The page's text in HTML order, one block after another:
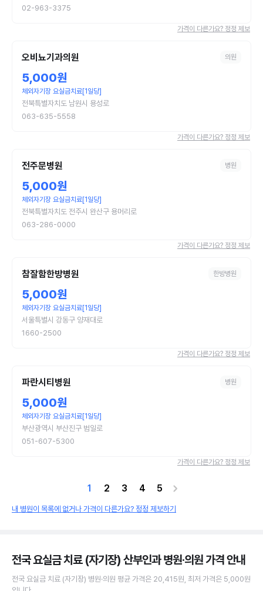
02-963-3375
가격이 다른가요? 정정 제보
오비뇨기과의원 의원
5,000원
체외자기장 요실금치료[1일당]
전북특별자치도 남원시 용성로
063-635-5558
가격이 다른가요? 정정 제보
전주문병원 병원
5,000원
체외자기장 요실금치료[1일당]
전북특별자치도 전주시 완산구 용머리로
063-286-0000
가격이 다른가요? 정정 제보
참잘함한방병원 한방병원
5,000원
체외자기장 요실금치료[1일당]
서울특별시 강동구 양재대로
1660-2500
가격이 다른가요? 정정 제보
파란시티병원 병원
5,000원
체외자기장 요실금치료[1일당]
부산광역시 부산진구 범일로
051-607-5300
가격이 다른가요? 정정 제보
1 2 3 4 5
내 병원이 목록에 없거나 가격이 다른가요? 정정 제보하기
전국 요실금 치료 (자기장) 산부인과 병원·의원가격 안내
전국 요실금 치료 (자기장) 병원·의원 평균 가격은 20,415원 , 최저 가격은 5,000원